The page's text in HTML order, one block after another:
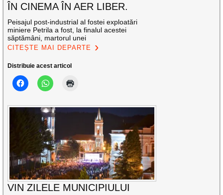
ÎN CINEMA ÎN AER LIBER.
Peisajul post-industrial al fostei exploatări
miniere Petrila a fost, la finalul acestei
săptămâni, martorul unei
CITEȘTE MAI DEPARTE
Distribuie acest articol
VIN ZILELE MUNICIPIULUI